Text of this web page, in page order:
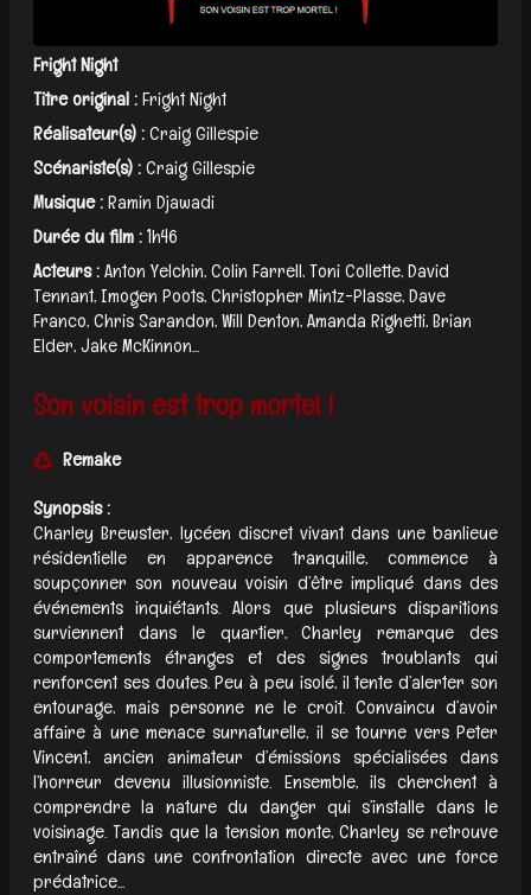
Fright Night
Titre original :Fright Night
Réalisateur(s) :Craig Gillespie
Scénariste(s) :Craig Gillespie
Musique :Ramin Djawadi
Durée du film :1h46
Acteurs :Anton Yelchin, Colin Farrell, Toni Collette, David
Tennant, Imogen Poots, Christopher Mintz-Plasse, Dave
Franco, Chris Sarandon, Will Denton, Amanda Righetti, Brian
Elder, Jake McKinnon...
Son voisin est trop mortel !
Remake
Synopsis :
Charley Brewster, lycéen discret vivant dans une banlieue
résidentielle en apparence tranquille, commence à
soupçonner son nouveau voisin d’être impliqué dans des
événements inquiétants. Alors que plusieurs disparitions
surviennent dans le quartier, Charley remarque des
comportements étranges et des signes troublants qui
renforcent ses doutes. Peu à peu isolé, il tente d’alerter son
entourage, mais personne ne le croit. Convaincu d’avoir
affaire à une menace surnaturelle, il se tourne vers Peter
Vincent, ancien animateur d’émissions spécialisées dans
l’horreur devenu illusionniste. Ensemble, ils cherchent à
comprendre la nature du danger qui s’installe dans le
voisinage. Tandis que la tension monte, Charley se retrouve
entraîné dans une confrontation directe avec une force
prédatrice...